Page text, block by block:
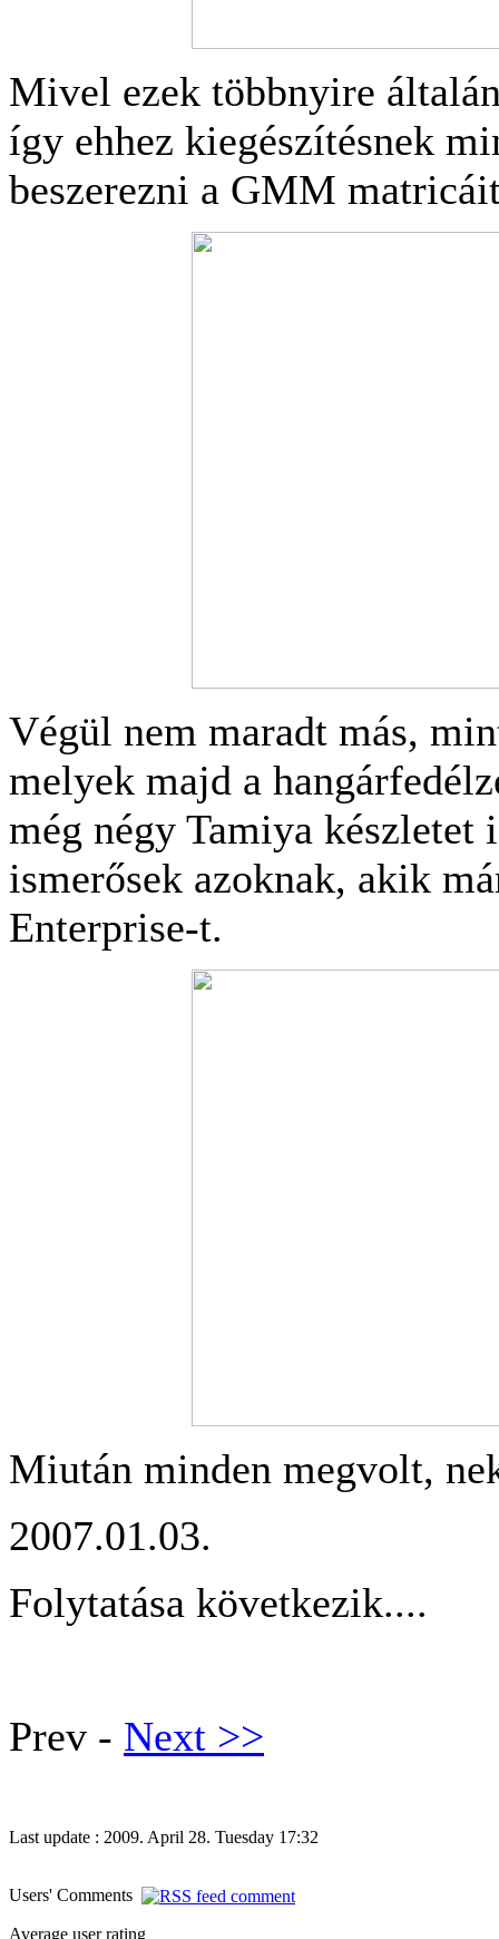
Mivel ezek többnyire
így ehhez kiegészítésnek
beszerezni a GMM
Végül nem maradt más,
melyek majd a
még négy Tamiya készletet
ismerősek azoknak, akik
Enterprise-t.
Miután minden megvolt,
2007.01.03.
Folytatása következik....
Prev - Next >>
Last update : 2009. April 28. Tuesday 17:32
Users' Comments
Average user rating